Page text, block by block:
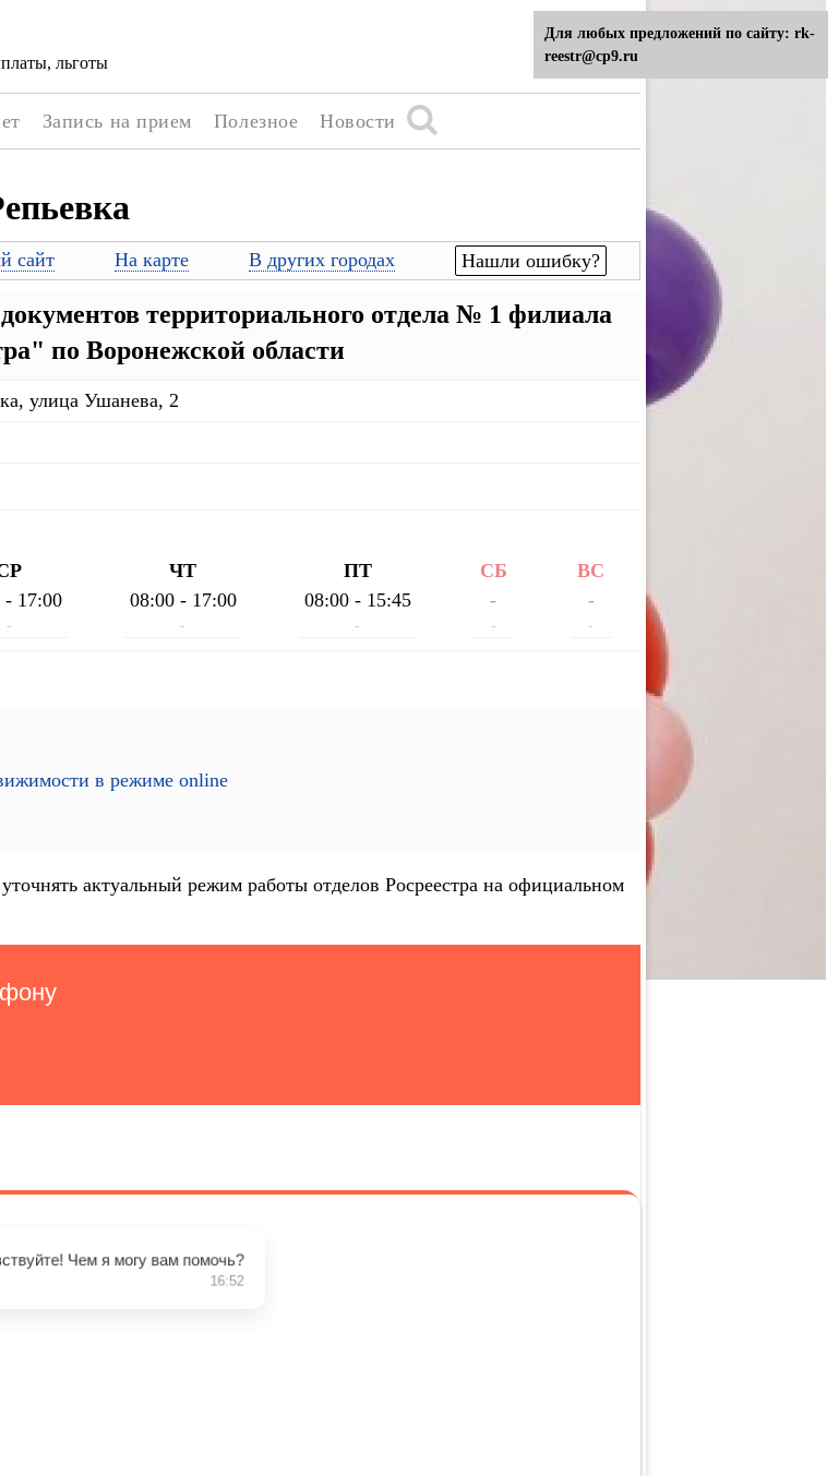
льготы
Запись на прием Полезное Новости
сайт На карте В других городах Нашли ошибку?
территориального отдела № 1 филиала
по Воронежской области
улица Ушанева, 2
- 17:00
-
ЧТ
08:00 - 17:00
-
ПТ
08:00 - 15:45
-
СБ
-
-
ВС
-
-
в режиме online
актуальный режим работы отделов Росреестра на официальном
Для любых предложений по сайту: rk-
reestr@cp9.ru